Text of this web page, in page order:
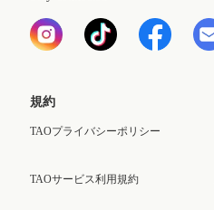
規約
TAOプライバシーポリシー
TAOサービス利用規約